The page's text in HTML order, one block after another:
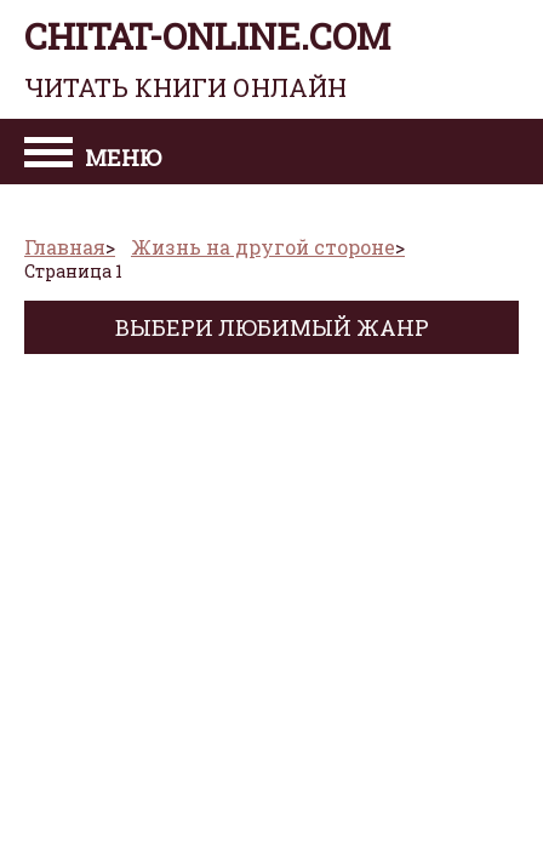
CHITAT-ONLINE.COM
ЧИТАТЬ КНИГИ ОНЛАЙН
МЕНЮ
Главная Жизнь на другой стороне
Страница 1
ВЫБЕРИ ЛЮБИМЫЙ ЖАНР